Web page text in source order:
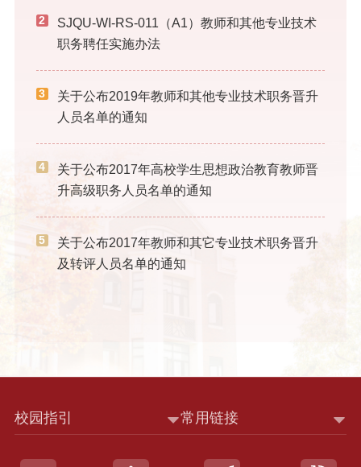
2
SJQU-WI-RS-011（A1）教师和其他专业技术
职务聘任实施办法
3
关于公布2019年教师和其他专业技术职务晋升
人员名单的通知
4
关于公布2017年高校学生思想政治教育教师晋
升高级职务人员名单的通知
5
关于公布2017年教师和其它专业技术职务晋升
及转评人员名单的通知
校园指引 常用链接